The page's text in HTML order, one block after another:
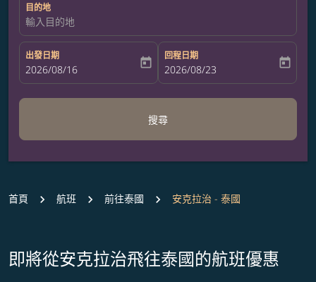
目的地
輸入目的地
出發日期
fc-booking-departure-date-aria-label
2026/08/16 today
回程日期
fc-booking-return-date-aria-label
2026/08/23 today
搜尋
首頁 航班 前往泰國 安克拉治 - 泰國
即將從安克拉治飛往泰國的航班優惠